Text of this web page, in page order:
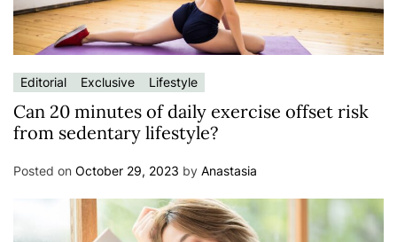
Editorial Exclusive Lifestyle
Can 20 minutes of daily exercise offset risk
from sedentary lifestyle?
Posted on October 29, 2023 by Anastasia